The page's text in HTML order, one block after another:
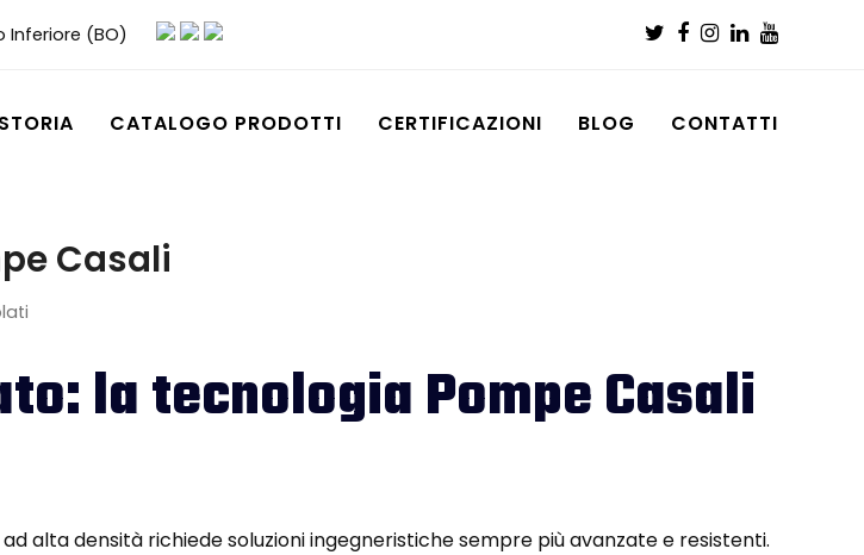
Inferiore (BO) Twitter
Facebook
Instagram
LinkedIn
Youtube
CATALOGO PRODOTTI CERTIFICAZIONI BLOG CONTATTI
Casali
la tecnologia Pompe Casali
alta densità richiede soluzioni ingegneristiche sempre più avanzate e resistenti.